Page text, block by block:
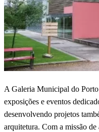
A Galeria Municipal do
exposições e eventos
desenvolvendo projetos
arquitetura. Com a missão